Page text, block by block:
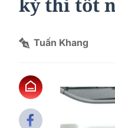
kỳ thi tốt
Tuấn Khang